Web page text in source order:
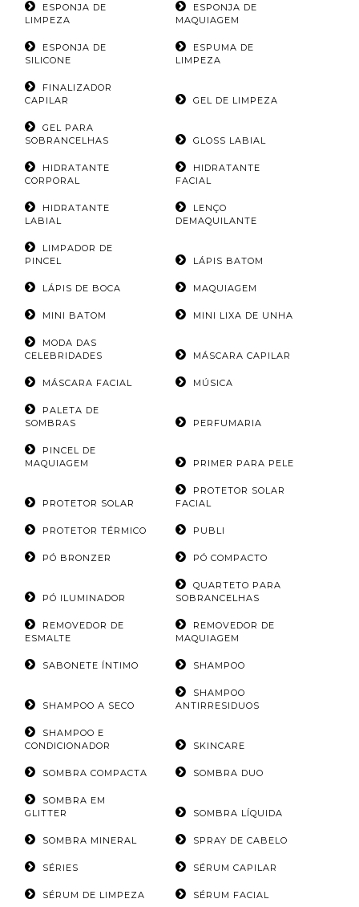
ESPONJA DE
LIMPEZA
ESPONJA DE
MAQUIAGEM
ESPONJA DE
SILICONE
ESPUMA DE
LIMPEZA
FINALIZADOR
CAPILAR
GEL DE LIMPEZA
GEL PARA
SOBRANCELHAS
GLOSS LABIAL
HIDRATANTE
CORPORAL
HIDRATANTE
FACIAL
HIDRATANTE
LABIAL
LENÇO
DEMAQUILANTE
LIMPADOR DE
PINCEL
LÁPIS BATOM
LÁPIS DE BOCA MAQUIAGEM
MINI BATOM MINI LIXA DE UNHA
MODA DAS
CELEBRIDADES
MÁSCARA CAPILAR
MÁSCARA FACIAL MÚSICA
PALETA DE
SOMBRAS
PERFUMARIA
PINCEL DE
MAQUIAGEM
PRIMER PARA PELE
PROTETOR SOLAR
PROTETOR SOLAR
FACIAL
PROTETOR TÉRMICO PUBLI
PÓ BRONZER PÓ COMPACTO
PÓ ILUMINADOR
QUARTETO PARA
SOBRANCELHAS
REMOVEDOR DE
ESMALTE
REMOVEDOR DE
MAQUIAGEM
SABONETE ÍNTIMO SHAMPOO
SHAMPOO A SECO
SHAMPOO
ANTIRRESIDUOS
SHAMPOO E
CONDICIONADOR
SKINCARE
SOMBRA COMPACTA SOMBRA DUO
SOMBRA EM
GLITTER
SOMBRA LÍQUIDA
SOMBRA MINERAL SPRAY DE CABELO
SÉRIES SÉRUM CAPILAR
SÉRUM DE LIMPEZA SÉRUM FACIAL